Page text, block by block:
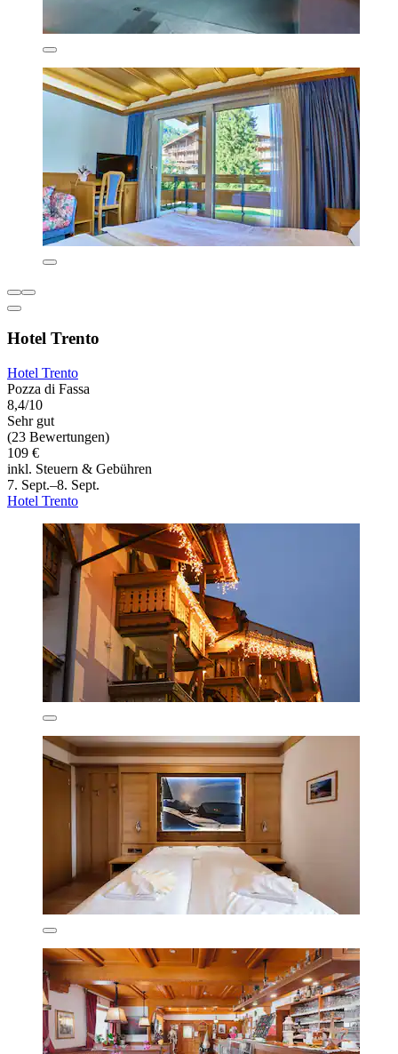
Hotel Trento
Hotel Trento
Pozza di Fassa
8,4/10
Sehr gut
(23 Bewertungen)
109 €
inkl. Steuern & Gebühren
7. Sept.–8. Sept.
Hotel Trento